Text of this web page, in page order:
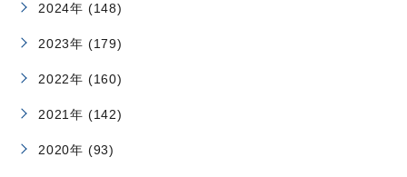
2024年 (148)
2023年 (179)
2022年 (160)
2021年 (142)
2020年 (93)